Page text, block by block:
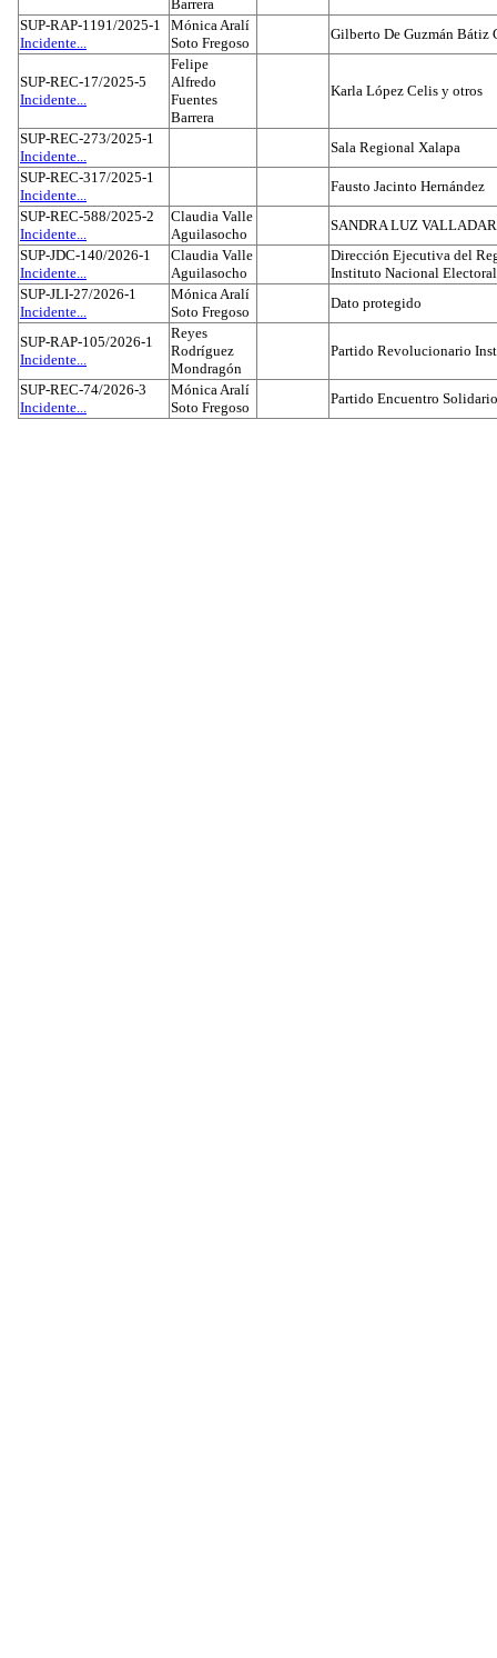
Barrera
SUP-RAP-1191/2025-1
Incidente...
Mónica Aralí
Soto Fregoso
Gilberto De Guzmán Bátiz
SUP-REC-17/2025-5
Incidente...
Felipe
Alfredo
Fuentes
Barrera
Karla López Celis y otros
SUP-REC-273/2025-1
Incidente...
Sala Regional Xalapa
SUP-REC-317/2025-1
Incidente...
Fausto Jacinto Hernández
SUP-REC-588/2025-2
Incidente...
Claudia Valle
Aguilasocho
SANDRA LUZ
SUP-JDC-140/2026-1
Incidente...
Claudia Valle
Aguilasocho
Dirección Ejecutiva del
Instituto Nacional Electoral
SUP-JLI-27/2026-1
Incidente...
Mónica Aralí
Soto Fregoso
Dato protegido
SUP-RAP-105/2026-1
Incidente...
Reyes
Rodríguez
Mondragón
Partido Revolucionario
SUP-REC-74/2026-3
Incidente...
Mónica Aralí
Soto Fregoso
Partido Encuentro